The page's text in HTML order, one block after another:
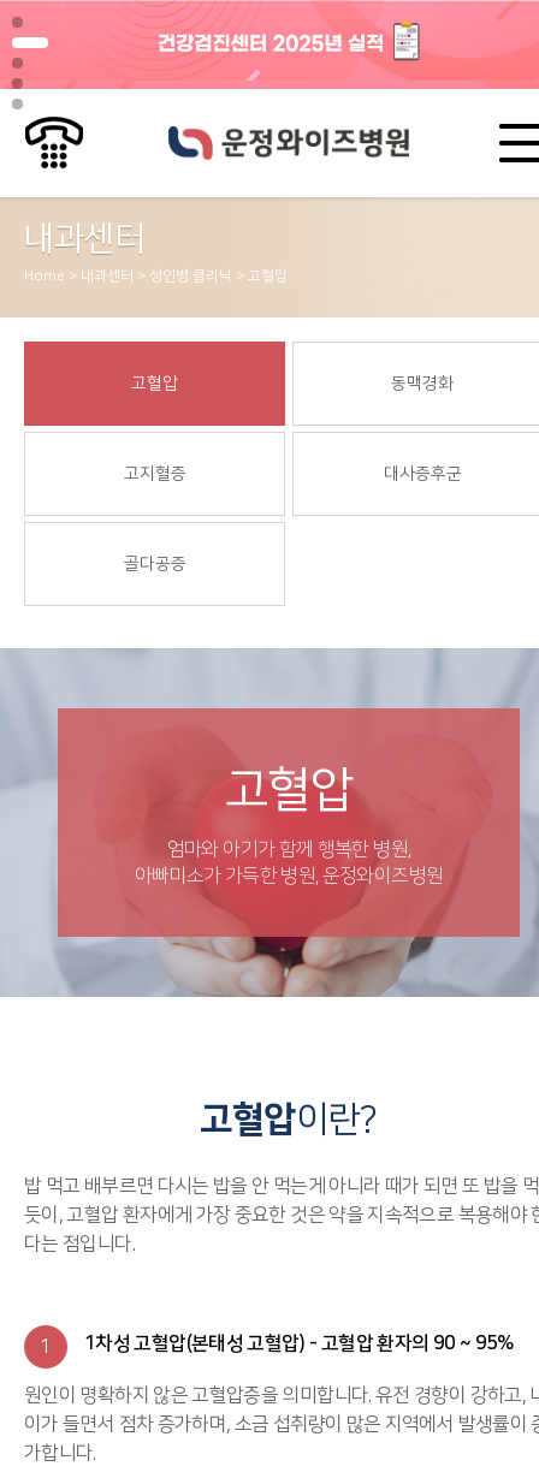
내과센터
Home > 내과센터 > 성인병 클리닉 > 고혈압
고혈압 동맥경화
고지혈증 대사증후군
골다공증
고혈압
엄마와 아기가 함께 행복한 병원,
아빠미소가 가득한 병원, 운정와이즈병원
고혈압이란?
밥 먹고 배부르면 다시는 밥을 안 먹는게 아니라 때가 되면 또 밥을 먹
듯이, 고혈압 환자에게 가장 중요한 것은 약을 지속적으로 복용해야
다는 점입니다.
1 1차성 고혈압(본태성 고혈압) - 고혈압 환자의 90 ~ 95%
원인이 명확하지 않은 고혈압증을 의미합니다. 유전 경향이 강하고,
이가 들면서 점차 증가하며, 소금 섭취량이 많은 지역에서 발생률이
가합니다.